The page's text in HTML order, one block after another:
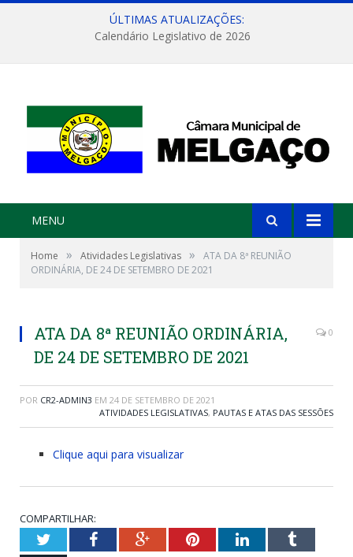
ÚLTIMAS ATUALIZAÇÕES:
Calendário Legislativo de 2026
MENU
Home » Atividades Legislativas »
ATA DA 8ª REUNIÃO
ORDINÁRIA, DE 24 DE SETEMBRO DE 2021
ATA DA 8ª REUNIÃO ORDINÁRIA,
DE 24 DE SETEMBRO DE 2021
0
POR CR2-ADMIN3 EM 24 DE SETEMBRO DE 2021
ATIVIDADES LEGISLATIVAS, PAUTAS E ATAS DAS SESSÕES
Clique aqui para visualizar
COMPARTILHAR:
TwitterFacebookGoogle+PinterestLinkedInTumblr